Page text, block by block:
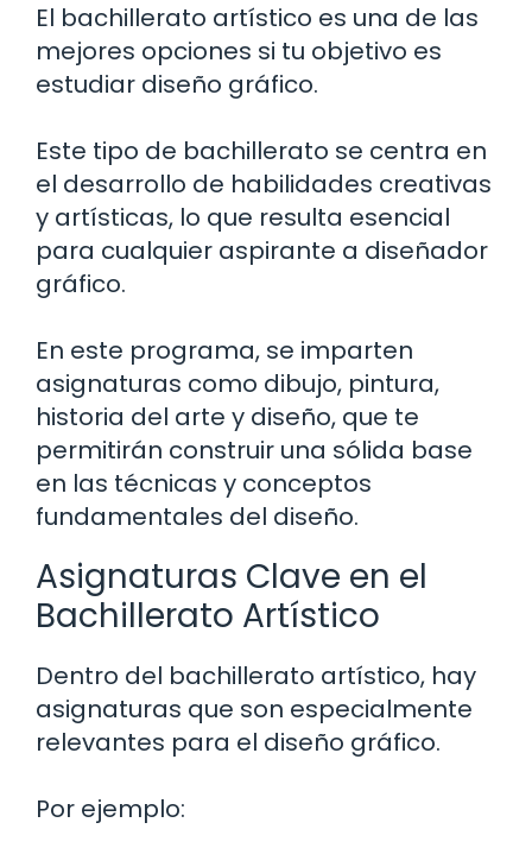
El bachillerato artístico es una de las
mejores opciones si tu objetivo es
estudiar diseño gráfico.
Este tipo de bachillerato se centra en
el desarrollo de habilidades creativas
y artísticas, lo que resulta esencial
para cualquier aspirante a diseñador
gráfico.
En este programa, se imparten
asignaturas como dibujo, pintura,
historia del arte y diseño, que te
permitirán construir una sólida base
en las técnicas y conceptos
fundamentales del diseño.
Asignaturas Clave en el
Bachillerato Artístico
Dentro del bachillerato artístico, hay
asignaturas que son especialmente
relevantes para el diseño gráfico.
Por ejemplo: